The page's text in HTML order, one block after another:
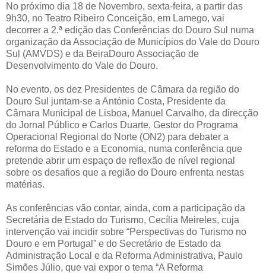
No próximo dia 18 de Novembro, sexta-feira, a partir das
9h30, no Teatro Ribeiro Conceição, em Lamego, vai
decorrer a 2.ª edição das Conferências do Douro Sul numa
organização da Associação de Municípios do Vale do Douro
Sul (AMVDS) e da BeiraDouro Associação de
Desenvolvimento do Vale do Douro.
No evento, os dez Presidentes de Câmara da região do
Douro Sul juntam-se a António Costa, Presidente da
Câmara Municipal de Lisboa, Manuel Carvalho, da direcção
do Jornal Público e Carlos Duarte, Gestor do Programa
Operacional Regional do Norte (ON2) para debater a
reforma do Estado e a Economia, numa conferência que
pretende abrir um espaço de reflexão de nível regional
sobre os desafios que a região do Douro enfrenta nestas
matérias.
As conferências vão contar, ainda, com a participação da
Secretária de Estado do Turismo, Cecília Meireles, cuja
intervenção vai incidir sobre “Perspectivas do Turismo no
Douro e em Portugal” e do Secretário de Estado da
Administração Local e da Reforma Administrativa, Paulo
Simões Júlio, que vai expor o tema “A Reforma